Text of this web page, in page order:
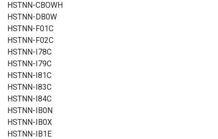
HSTNN-CBOWH
HSTNN-DB0W
HSTNN-F01C
HSTNN-F02C
HSTNN-I78C
HSTNN-I79C
HSTNN-I81C
HSTNN-I83C
HSTNN-I84C
HSTNN-IB0N
HSTNN-IB0X
HSTNN-IB1E